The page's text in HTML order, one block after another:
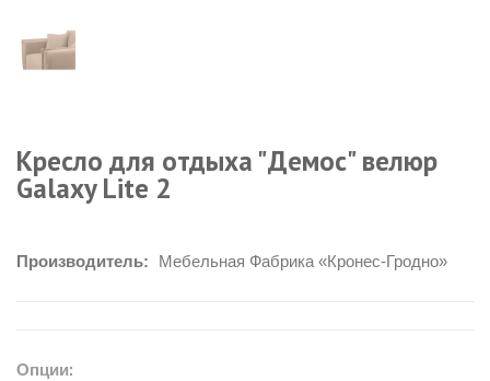
Кресло для отдыха "Демос" велюр
Galaxy Lite 2
Производитель: Мебельная Фабрика «Кронес-Гродно»
Опции: